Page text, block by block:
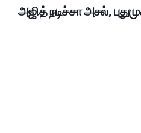
அஜித் நடிச்சா அசல்,